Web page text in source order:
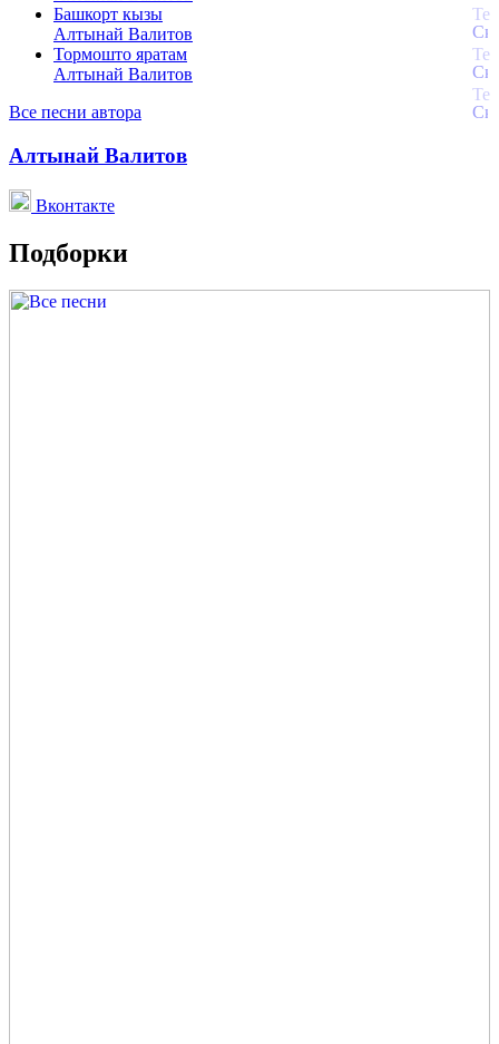
Башкорт кызы
Алтынай Валитов
Тормошто яратам
Алтынай Валитов
Все песни автора
Алтынай Валитов
Вконтакте
Подборки